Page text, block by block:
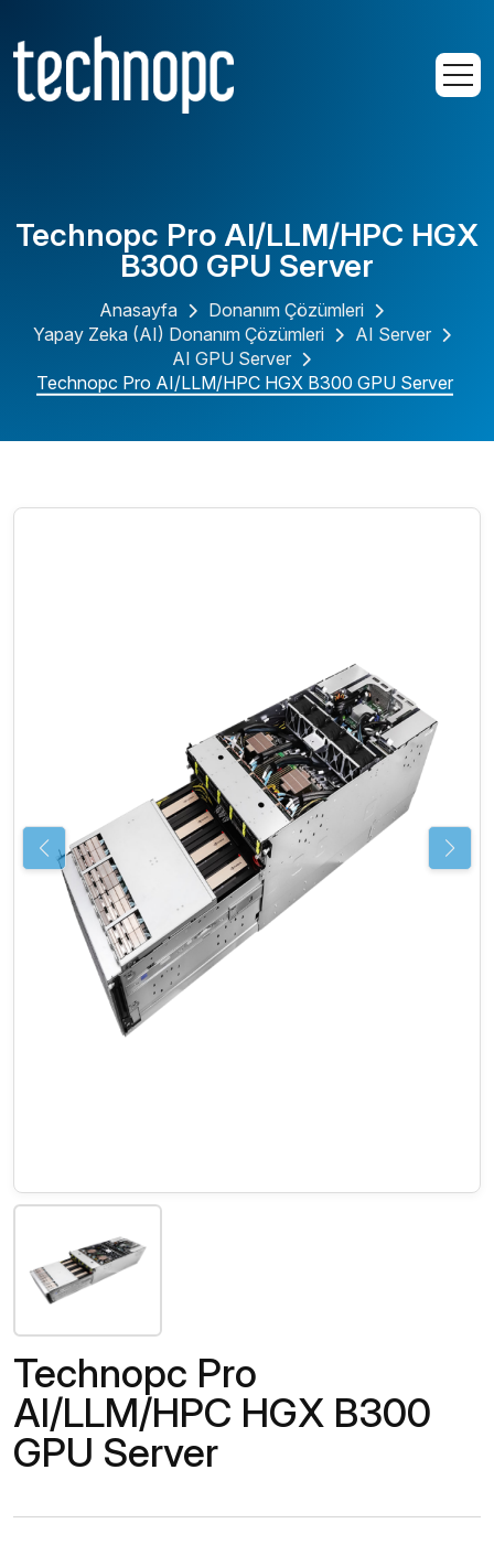
Technopc Pro AI/LLM/HPC HGX
B300 GPU Server
Anasayfa
Donanım Çözümleri
Yapay Zeka (AI) Donanım Çözümleri
AI Server
AI GPU Server
Technopc Pro AI/LLM/HPC HGX B300 GPU Server
Technopc Pro
AI/LLM/HPC HGX B300
GPU Server